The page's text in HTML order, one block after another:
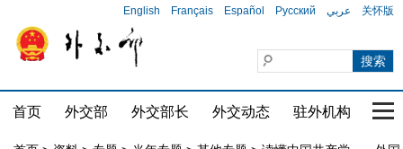
English Français Español Русский عربي 关怀版
首页 外交部 外交部长 外交动态 驻外机构 国